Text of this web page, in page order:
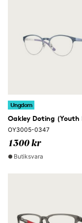
Ungdom
Oakley Doting (Youth
OY3005-0347
1300 kr
Butiksvara